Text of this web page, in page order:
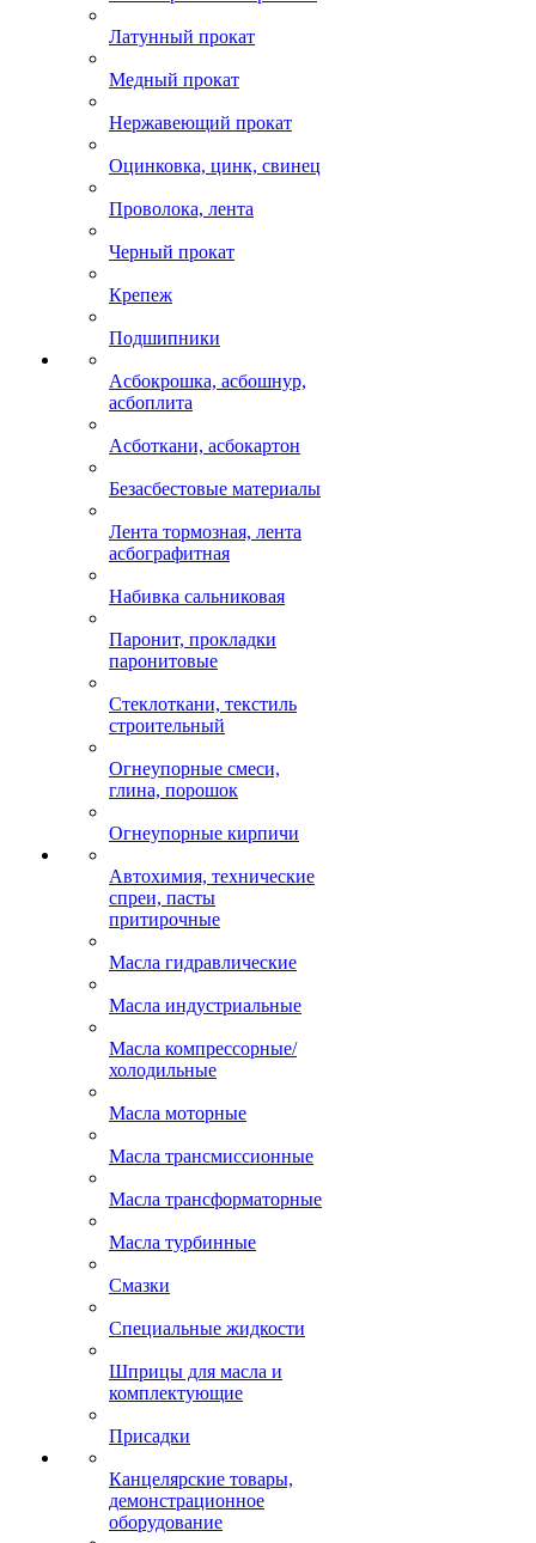
Латунный прокат
Медный прокат
Нержавеющий прокат
Оцинковка, цинк, свинец
Проволока, лента
Черный прокат
Крепеж
Подшипники
Асбокрошка, асбошнур,
асбоплита
Асботкани, асбокартон
Безасбестовые материалы
Лента тормозная, лента
асбографитная
Набивка сальниковая
Паронит, прокладки
паронитовые
Стеклоткани, текстиль
строительный
Огнеупорные смеси,
глина, порошок
Огнеупорные кирпичи
Автохимия, технические
спреи, пасты
притирочные
Масла гидравлические
Масла индустриальные
Масла компрессорные/
холодильные
Масла моторные
Масла трансмиссионные
Масла трансформаторные
Масла турбинные
Смазки
Специальные жидкости
Шприцы для масла и
комплектующие
Присадки
Канцелярские товары,
демонстрационное
оборудование